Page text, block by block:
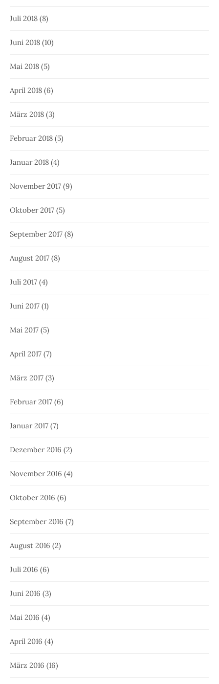
Juli 2018 (8)
Juni 2018 (10)
Mai 2018 (5)
April 2018 (6)
März 2018 (3)
Februar 2018 (5)
Januar 2018 (4)
November 2017 (9)
Oktober 2017 (5)
September 2017 (8)
August 2017 (8)
Juli 2017 (4)
Juni 2017 (1)
Mai 2017 (5)
April 2017 (7)
März 2017 (3)
Februar 2017 (6)
Januar 2017 (7)
Dezember 2016 (2)
November 2016 (4)
Oktober 2016 (6)
September 2016 (7)
August 2016 (2)
Juli 2016 (6)
Juni 2016 (3)
Mai 2016 (4)
April 2016 (4)
März 2016 (16)